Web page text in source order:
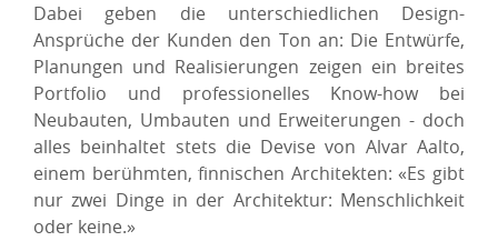
Dabei geben die unterschiedlichen Design-
Ansprüche der Kunden den Ton an: Die Entwürfe,
Planungen und Realisierungen zeigen ein breites
Portfolio und professionelles Know-how bei
Neubauten, Umbauten und Erweiterungen - doch
alles beinhaltet stets die Devise von Alvar Aalto,
einem berühmten, finnischen Architekten: «Es gibt
nur zwei Dinge in der Architektur: Menschlichkeit
oder keine.»